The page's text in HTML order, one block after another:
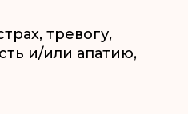
тревогу,
и/или апатию,